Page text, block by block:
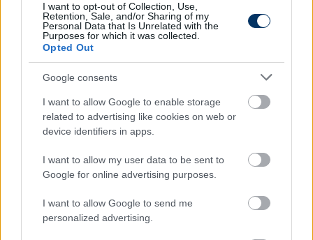
I want to opt-out of Collection, Use,
Retention, Sale, and/or Sharing of my
Personal Data that Is Unrelated with the
Purposes for which it was collected.
Opted Out
Google consents
I want to allow Google to enable storage
related to advertising like cookies on web or
device identifiers in apps.
I want to allow my user data to be sent to
Google for online advertising purposes.
I want to allow Google to send me
personalized advertising.
Mezőkövesd-Újpest 1-0 (Drazic 46.)
Mezőkövesd: Piscitelli - Vajda, Pillár, Lukic, Kállai K. -
Karnitski (Schmiedl, 83.), Babunski, Cseri (Vadnai, 77.)
- Molnár (Brtan, 77.), Drazic, Besirovic.
Újpest:Nikolic - Szabó B. (Pauljevic, 61.), Diaby,
Csongvai, Antonov - Simon (Bjelos, 83.), Mack,
Boumal (Jakobi, 77.), Katona (Borello, 84.) - Csoboth,
Gouré
Így áll a tabella